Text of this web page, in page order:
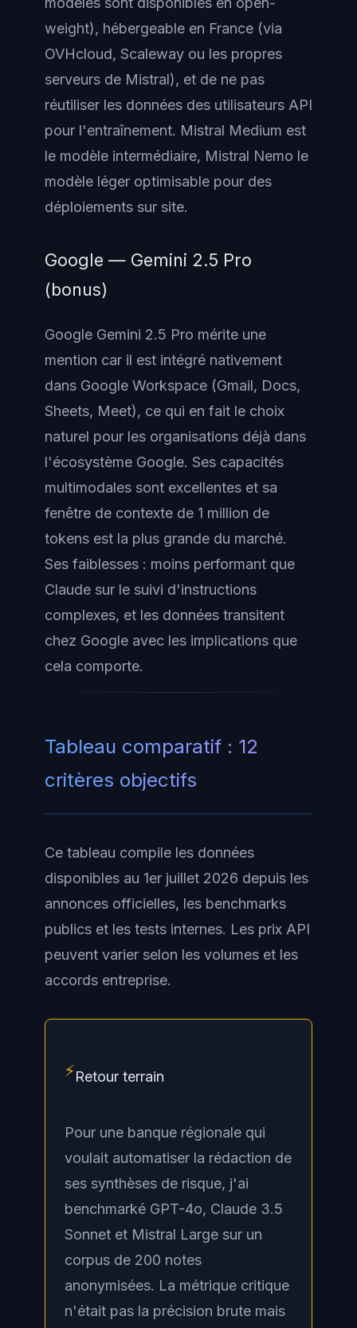
weight), hébergeable en France (via
OVHcloud, Scaleway ou les propres
serveurs de Mistral), et de ne pas
réutiliser les données des utilisateurs API
pour l'entraînement. Mistral Medium est
le modèle intermédiaire, Mistral Nemo le
modèle léger optimisable pour des
déploiements sur site.
Google — Gemini 2.5 Pro
(bonus)
Google Gemini 2.5 Pro mérite une
mention car il est intégré nativement
dans Google Workspace (Gmail, Docs,
Sheets, Meet), ce qui en fait le choix
naturel pour les organisations déjà dans
l'écosystème Google. Ses capacités
multimodales sont excellentes et sa
fenêtre de contexte de 1 million de
tokens est la plus grande du marché.
Ses faiblesses : moins performant que
Claude sur le suivi d'instructions
complexes, et les données transitent
chez Google avec les implications que
cela comporte.
Tableau comparatif : 12
critères objectifs
Ce tableau compile les données
disponibles au 1er juillet 2026 depuis les
annonces officielles, les benchmarks
publics et les tests internes. Les prix API
peuvent varier selon les volumes et les
accords entreprise.
⚡Retour terrain
Pour une banque régionale qui
voulait automatiser la rédaction de
ses synthèses de risque, j'ai
benchmarké GPT-4o, Claude 3.5
Sonnet et Mistral Large sur un
corpus de 200 notes
anonymisées. La métrique critique
n'était pas la précision brute mais